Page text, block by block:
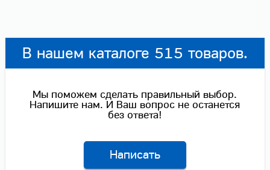
В нашем каталоге 515 товаров.
Мы поможем сделать правильный выбор.
Напишите нам. И Ваш вопрос не останется
без ответа!
Написать